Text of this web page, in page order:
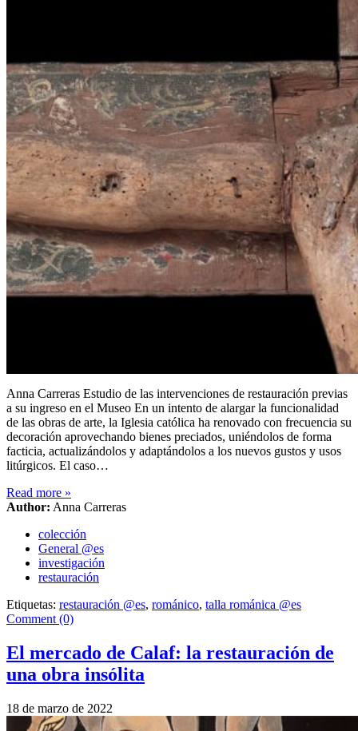
Anna Carreras Estudio de las intervenciones de restauración previas
a su ingreso en el Museo En un intento de alargar la funcionalidad
de las obras de arte, la Iglesia católica ha renovado con frecuencia su
decoración aprovechando bienes preciados, uniéndolos de forma
facticia, actualizándolos y adaptándolos a los nuevos gustos y usos
litúrgicos. El caso…
Read more »
Author: Anna Carreras
colección
General @es
investigación
restauración
Etiquetas: restauración @es, románico, talla románica @es
Comment (0)
El mercado de Calaf: la restauración de
una obra insólita
18 de marzo de 2022